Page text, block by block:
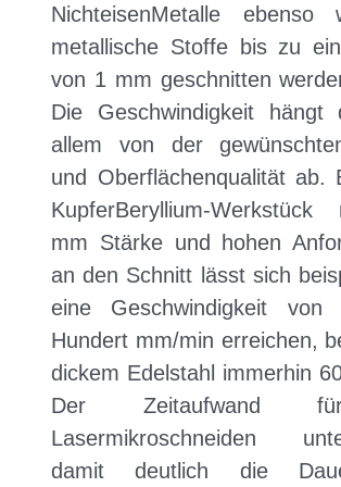
NichteisenMetalle ebenso
metallische Stoffe bis zu
von 1 mm geschnitten
Die Geschwindigkeit hängt
allem von der
und Oberflächenqualität ab.
KupferBeryllium-
mm Stärke und hohen
an den Schnitt lässt sich
eine Geschwindigkeit von
Hundert mm/min erreichen,
dickem Edelstahl immerhin
Der Zeitaufwand
Lasermikroschneiden
damit deutlich die